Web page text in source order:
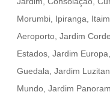
Morumbi, Ipiranga,
Aeroporto, Jardim
Estados, Jardim Europa,
Guedala, Jardim
Mundo, Jardim